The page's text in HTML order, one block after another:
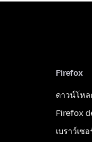
Firefox
ดาวน์โห
Firefox
เบราว์เซ